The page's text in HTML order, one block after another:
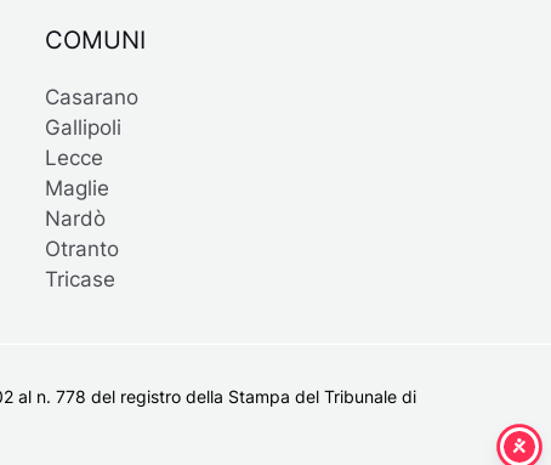
COMUNI
Casarano
Gallipoli
Lecce
Maglie
Nardò
Otranto
Tricase
al n. 778 del registro della Stampa del Tribunale di